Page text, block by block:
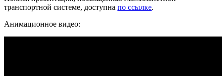
транспортной системе, доступна по ссылке.
Анимационное видео: